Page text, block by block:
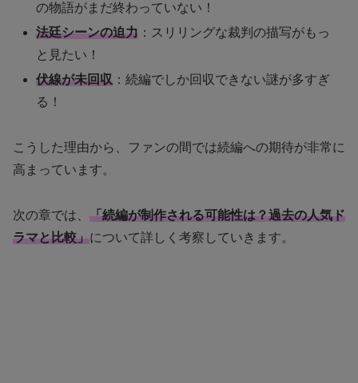
の物語がまだ終わっていない！
法廷シーンの迫力 ：スリリングな裁判の描写がもっ
と見たい！
伏線が未回収 ：続編でしか回収できない謎が多すぎ
る！
こうした理由から、ファンの間では続編への期待が非常に
高まっています。
次の章では、 「続編が制作される可能性は？過去の人気ド
ラマと比較」について詳しく考察していきます。